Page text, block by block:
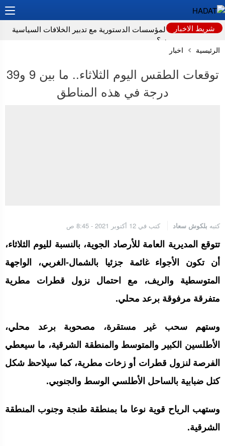
شريط الاخبار
كيف نحافظ على المؤسسات الدستورية مع تدبير الخلافات السياسية
قبل وبعد الإنتخابات ؟
لماذا تعد عمليات زرع الدماغ مستحيلة حاليا؟
دراسة: المستويات “الطبيعية” لفيتامين B12 قد تخفي خطرا صامتا على
الجامعة الملكية المغربية للكيك بوكسنغ تعرب عن ارتياحها للتجاوب
الإيجابي للمجلس الأعلى للحسابات
إنتاج “قلب مصغر” يفتح آفاق علاجات بيولوجية لاضطرابات القلب
قطاع البناء بالمغرب
الرئيسية اخبار
توقعات الطقس اليوم الثلاثاء.. ما بين 9 و39
درجة في هذه المناطق
كتبه بلكوش سعاد كتب في 12 أكتوبر 2021 - 8:45 ص
تتوقع المديرية العامة للأرصاد الجوية، بالنسبة لليوم الثلاثاء،
أن تكون الأجواء غائمة جزئيا بالشمال-الغربي، الواجهة
المتوسطية والريف، مع احتمال نزول قطرات مطرية
متفرقة مرفوقة برعد محلي.
وستهم سحب غير مستقرة، مصحوبة برعد محلي،
الأطلسين الكبير والمتوسط والمنطقة الشرقية، ما سيعطي
الفرصة لنزول قطرات أو زخات مطرية، كما سيلاحظ شكل
كتل ضبابية بالساحل الأطلسي الوسط والجنوبي.
وستهب الرياح قوية نوعا ما بمنطقة طنجة وجنوب المنطقة
الشرقية.